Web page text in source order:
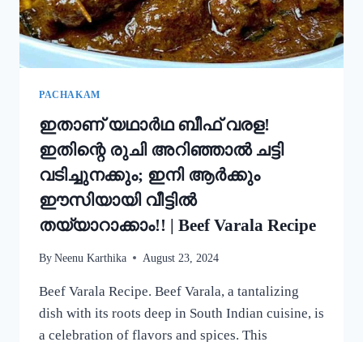
റാഗി
പുട്ട്!
|
SPECIAL
PACHAKAM
ഇതാണ് യഥാർഥ ബീഫ് വരള!
ഇതിന്റെ രുചി അറിഞ്ഞാൽ ചട്ടി
വടിച്ചുനക്കും; ഇനി ആർക്കും
ഈസിയായി വീട്ടിൽ
തയ്യാറാക്കാം!! | Beef Varala Recipe
By Neenu Karthika August 23, 2024
Beef Varala Recipe. Beef Varala, a tantalizing
dish with its roots deep in South Indian cuisine, is
a celebration of flavors and spices. This